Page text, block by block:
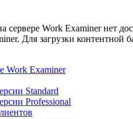
Work Examiner нет
Для загрузки
Work Examiner
Standard
Professional